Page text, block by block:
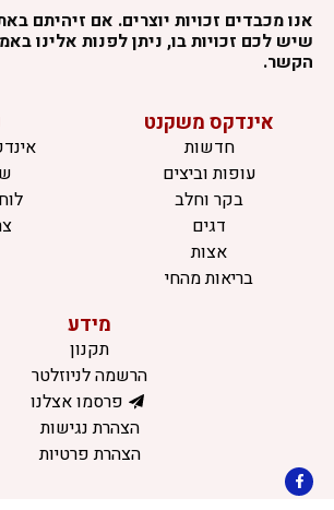
אנו מכבדים זכויות יוצרים. אם זיהיתם
שיש לכם זכויות בו, ניתן לפנות אלינו
הקשר.
אינדקס משקנט
חדשות
עופות וביצים
בקר וחלב
דגים
אצות
בריאות מהחי
מידע
תקנון
הרשמה לניוזלטר
פרסמו אצלנו
הצהרת נגישות
הצהרת פרטיות